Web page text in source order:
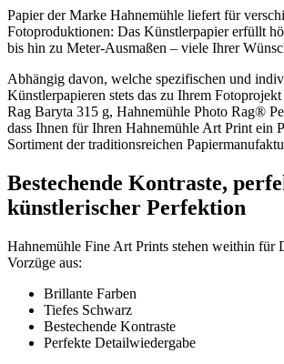
Papier der Marke Hahnemühle liefert für
Fotoproduktionen: Das Künstlerpapier erfüllt
bis hin zu Meter-Ausmaßen – viele Ihrer
Abhängig davon, welche spezifischen und
Künstlerpapieren stets das zu Ihrem
Rag Baryta 315 g, Hahnemühle Photo Rag®
dass Ihnen für Ihren Hahnemühle Art Print ein
Sortiment der traditionsreichen
Bestechende Kontraste,
künstlerischer Perfektion
Hahnemühle Fine Art Prints stehen weithin für
Vorzüge aus:
Brillante Farben
Tiefes Schwarz
Bestechende Kontraste
Perfekte Detailwiedergabe